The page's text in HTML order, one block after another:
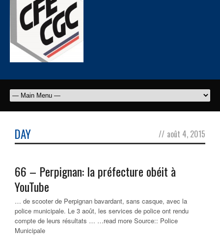
DAY // août 4, 2015
66 – Perpignan: la préfecture obéit à
YouTube
… de scooter de Perpignan bavardant, sans casque, avec la
police municipale. Le 3 août, les services de police ont rendu
compte de leurs résultats … …read more Source:: Police
Municipale